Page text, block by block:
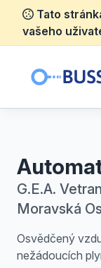
Tato
vašeho
G.E.A.
Moravská
Osvědčený
nežádoucích